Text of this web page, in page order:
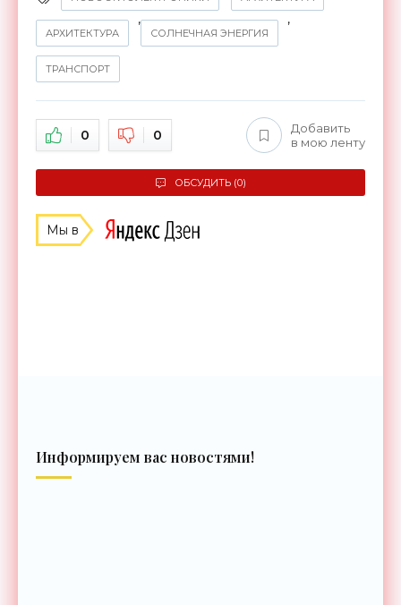
АРХИТЕКТУРА
,
СОЛНЕЧНАЯ ЭНЕРГИЯ
,
ТРАНСПОРТ
0 0
Добавить
в мою ленту
ОБСУДИТЬ (0)
Мы в
Информируем вас новостями!